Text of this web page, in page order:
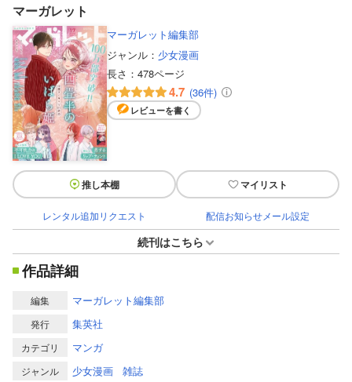
マーガレット
マーガレット編集部
ジャンル： 少女漫画
長さ： 478ページ
4.7 (36件)
レビューを書く
推し本棚 マイリスト
レンタル追加リクエスト 配信お知らせメール設定
続刊はこちら
作品詳細
編集 マーガレット編集部
発行 集英社
カテゴリ マンガ
ジャンル 少女漫画 雑誌